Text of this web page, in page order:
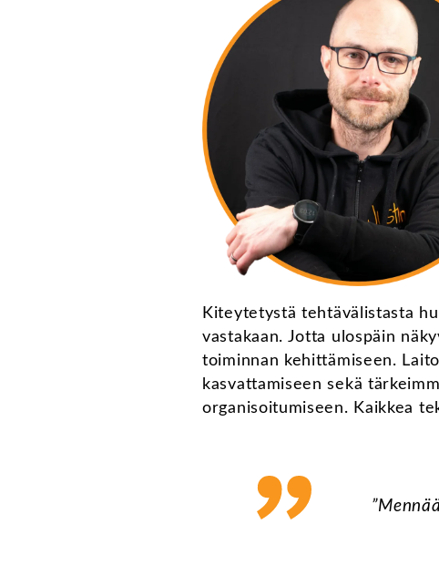
Kiteytetystä tehtävälistasta
vastakaan. Jotta ulospäin
toiminnan kehittämiseen.
kasvattamiseen sekä
organisoitumiseen. Kaikkea